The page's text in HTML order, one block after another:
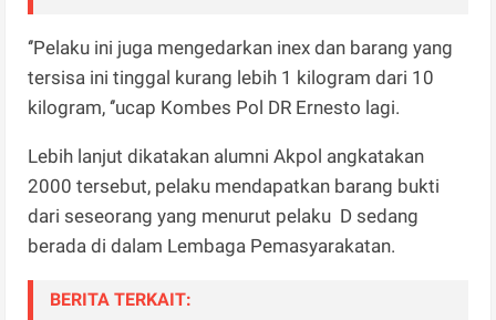
‘’Pelaku ini juga mengedarkan inex dan barang yang
tersisa ini tinggal kurang lebih 1 kilogram dari 10
kilogram, ‘’ucap Kombes Pol DR Ernesto lagi.
Lebih lanjut dikatakan alumni Akpol angkatakan
2000 tersebut, pelaku mendapatkan barang bukti
dari seseorang yang menurut pelaku D sedang
berada di dalam Lembaga Pemasyarakatan.
BERITA TERKAIT: